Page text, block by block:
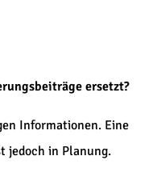
ersetzt?
Informationen. Eine
jedoch in Planung.